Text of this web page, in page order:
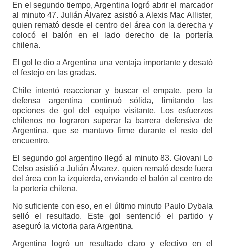
En el segundo tiempo, Argentina logró abrir el marcador
al minuto 47. Julián Álvarez asistió a Alexis Mac Allister,
quien remató desde el centro del área con la derecha y
colocó el balón en el lado derecho de la portería
chilena.
El gol le dio a Argentina una ventaja importante y desató
el festejo en las gradas.
Chile intentó reaccionar y buscar el empate, pero la
defensa argentina continuó sólida, limitando las
opciones de gol del equipo visitante. Los esfuerzos
chilenos no lograron superar la barrera defensiva de
Argentina, que se mantuvo firme durante el resto del
encuentro.
El segundo gol argentino llegó al minuto 83. Giovani Lo
Celso asistió a Julián Álvarez, quien remató desde fuera
del área con la izquierda, enviando el balón al centro de
la portería chilena.
No suficiente con eso, en el último minuto Paulo Dybala
selló el resultado. Este gol sentenció el partido y
aseguró la victoria para Argentina.
Argentina logró un resultado claro y efectivo en el